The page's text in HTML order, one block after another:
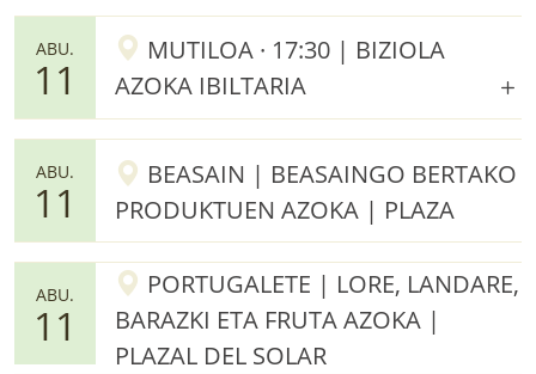
ABU.
11
MUTILOA · 17:30 | BIZIOLA
AZOKA IBILTARIA
ABU.
11
BEASAIN | BEASAINGO BERTAKO
PRODUKTUEN AZOKA | PLAZA
ABU.
11
PORTUGALETE | LORE, LANDARE,
BARAZKI ETA FRUTA AZOKA |
PLAZAL DEL SOLAR